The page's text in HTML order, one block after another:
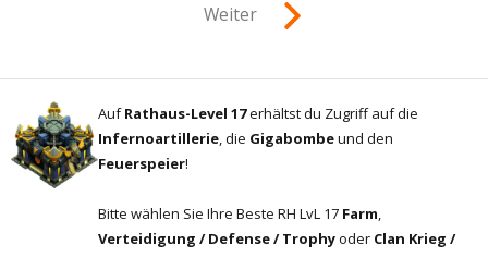
Weiter
AufRathaus-Level 17erhältst du Zugriff auf die
Infernoartillerie , die Gigabombeund den
Feuerspeier!
Bitte wählen Sie Ihre Beste RH LvL 17 Farm
Verteidigung / Defense / Trophyoder Clan Krieg /